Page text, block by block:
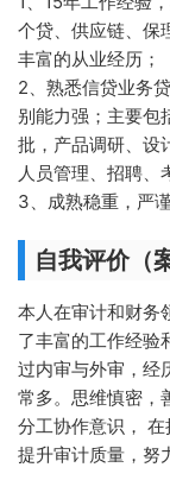
个贷、供应链、保
丰富的从业经历；
2、熟悉信贷业务
别能力强；主要包
批，产品调研、设
人员管理、招聘、
3、成熟稳重，严
自我评价（
本人在审计和财务
了丰富的工作经验
过内审与外审，经
常多。思维慎密，
分工协作意识，
提升审计质量，努